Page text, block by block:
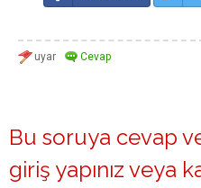
Bu soruya cevap
giriş yapınız veya